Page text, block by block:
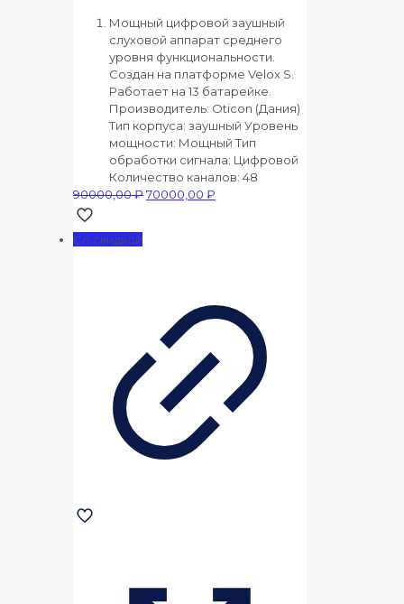
Мощный цифровой заушный
слуховой аппарат среднего
уровня функциональности.
Создан на платформе Velox S.
Работает на 13 батарейке.
Производитель: Oticon (Дания)
Тип корпуса: заушный Уровень
мощности: Мощный Тип
обработки сигнала: Цифровой
Количество каналов: 48
90000,00₽Первоначальная
70000,00 ₽
Со скидкой